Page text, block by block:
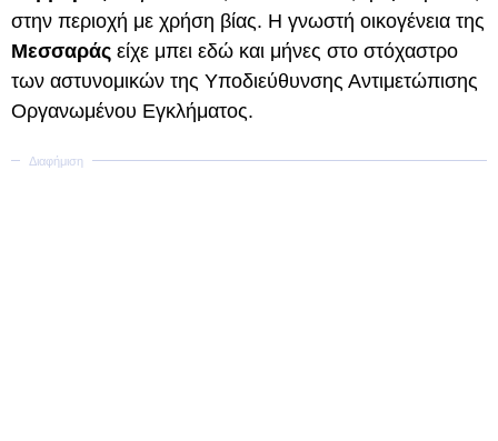
στην περιοχή με χρήση βίας. Η γνωστή οικογένεια της
Μεσσαράς είχε μπει εδώ και μήνες στο στόχαστρο
των αστυνομικών της Υποδιεύθυνσης Αντιμετώπισης
Οργανωμένου Εγκλήματος.